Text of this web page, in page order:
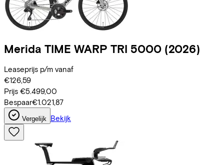
Merida TIME WARP TRI 5000 (2026)
Leaseprijs p/m vanaf
€126,59
Prijs €5.499,00
Bespaar€1.021,87
Vergelijk Bekijk